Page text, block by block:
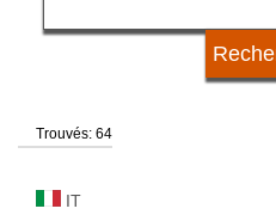
statut d'université
Trouvés: 64
IT